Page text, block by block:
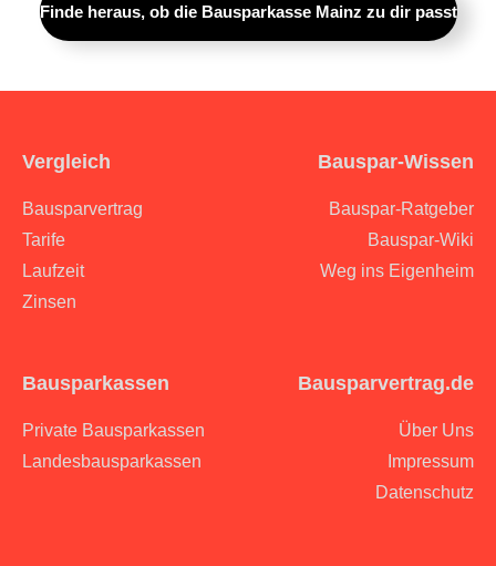
Finde heraus, ob die Bausparkasse Mainz zu dir passt
Vergleich
Bausparvertrag
Tarife
Laufzeit
Zinsen
Bausparkassen
Private Bausparkassen
Landesbausparkassen
Bauspar-Wissen
Bauspar-Ratgeber
Bauspar-Wiki
Weg ins Eigenheim
Bausparvertrag.de
Über Uns
Impressum
Datenschutz